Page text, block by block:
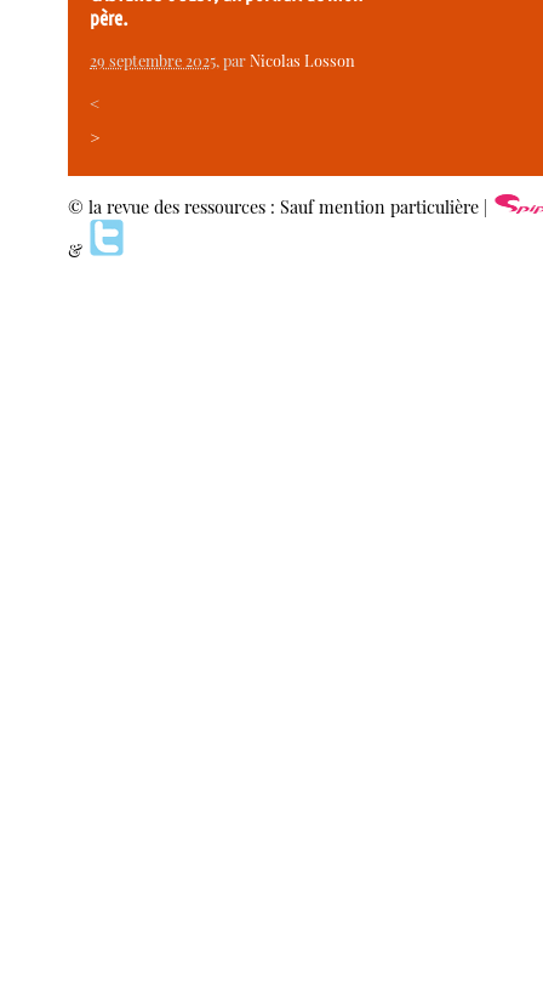
père.
29 septembre 2025, parNicolas Losson
<
>
© la revue des ressources : Sauf mention particulière |
&